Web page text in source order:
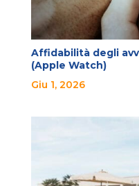
Affidabilità degli
(Apple Watch)
Giu 1, 2026